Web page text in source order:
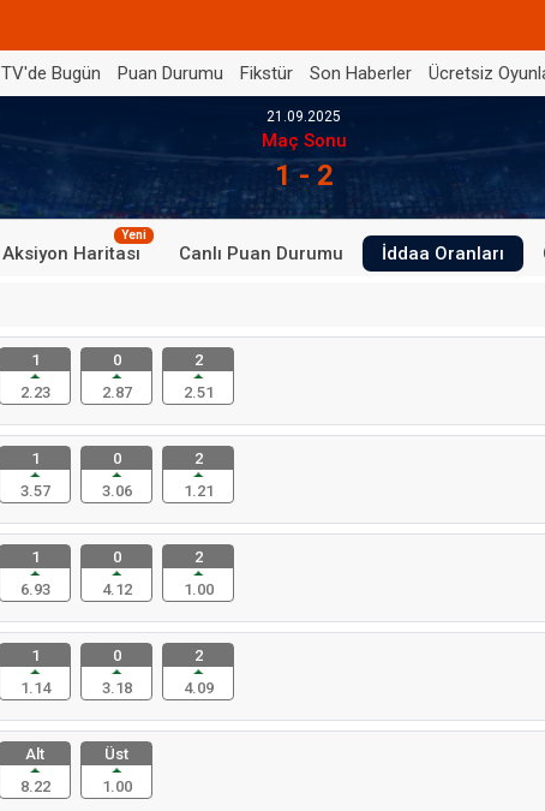
TV'de Bugün Puan Durumu Fikstür Son Haberler Ücretsiz
21.09.2025
Maç Sonu
1 - 2
Aksiyon Haritası
Yeni
Canlı Puan Durumu İddaa Oranları
1
2.23
0
2.87
2
2.51
1
3.57
0
3.06
2
1.21
1
6.93
0
4.12
2
1.00
1
1.14
0
3.18
2
4.09
Alt
8.22
Üst
1.00